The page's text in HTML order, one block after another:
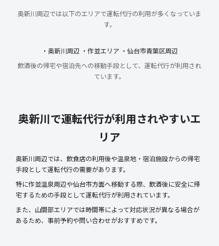
奥新川周辺では以下のエリアで運転代行の利用が多くなっていま
す。
・奥新川周辺 ・作並エリア ・仙台市青葉区周辺
飲酒後の帰宅や宿泊先への移動手段として、運転代行が利用され
ています。
奥新川で運転代行が利用されやすいエ
リア
奥新川周辺では、飲食店の利用後や温泉地・宿泊施設からの帰宅
手段として運転代行の需要があります。
特に作並温泉周辺や仙台市方面へ移動する際、飲酒後に安全に帰
宅するための手段として運転代行が利用されています。
また、山間部エリアでは時間帯によって対応状況が異なる場合が
あるため、事前予約や問い合わせがおすすめです。